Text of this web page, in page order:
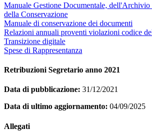
Manuale Gestione Documentale, dell'Archivio
della Conservazione
Manuale di conservazione dei documenti
Relazioni annuali proventi violazioni codice
Transizione digitale
Spese di Rappresentanza
Retribuzioni Segretario anno 2021
Data di pubblicazione: 31/12/2021
Data di ultimo aggiornamento: 04/09/2025
Allegati